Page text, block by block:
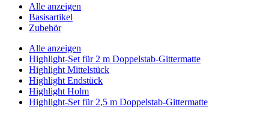
Alle anzeigen
Basisartikel
Zubehör
Alle anzeigen
Highlight-Set für 2 m Doppelstab-Gittermatte
Highlight Mittelstück
Highlight Endstück
Highlight Holm
Highlight-Set für 2,5 m Doppelstab-Gittermatte